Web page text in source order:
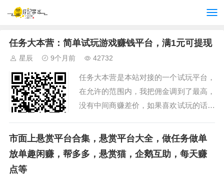
任务大本营：简单试玩游戏赚钱平台，满1元可提现
星辰 9个月前 42732
任务大本营是本站对接的一个试玩平台，
在允许的范围内，我把佣金调到了最高，
没有中间商赚差价，如果喜欢试玩的话，
机浏览器打开扫一扫：用手机浏览器扫码
下载安...
市面上悬赏平台合集，悬赏平台大全，做任务做单
放单趣闲赚，帮多多，悬赏猫，企鹅互助，每天赚
点等